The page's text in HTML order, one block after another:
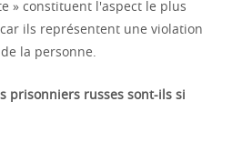
» constituent l'aspect le plus
ils représentent une violation
la personne.
prisonniers russes sont-ils si